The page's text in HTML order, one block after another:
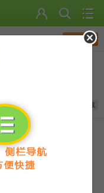
发帖
猪威比 Wibbly
收藏